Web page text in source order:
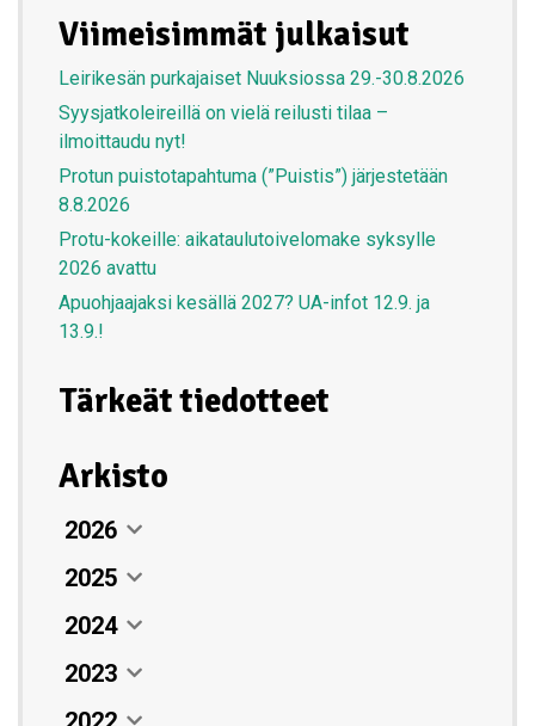
Viimeisimmät julkaisut
Leirikesän purkajaiset Nuuksiossa 29.-30.8.2026
Syysjatkoleireillä on vielä reilusti tilaa –
ilmoittaudu nyt!
Protun puistotapahtuma (”Puistis”) järjestetään
8.8.2026
Protu-kokeille: aikataulutoivelomake syksylle
2026 avattu
Apuohjaajaksi kesällä 2027? UA-infot 12.9. ja
13.9.!
Tärkeät tiedotteet
Arkisto
2026
Elokuu
07. elokuun 2026
29.-30.8.2026
05. elokuun 2026
Heinäkuu
26. heinäkuun 2026
järjestetään 8.8.2026
Kesäkuu
18. kesäkuun 2026
2025
Joulukuu
12. joulukuun 2025
protuleireille avautuu 11.2.2026 klo 10
Marraskuu
27. marraskuun 2025
2024
Joulukuu
10. joulukuun 2024
2023